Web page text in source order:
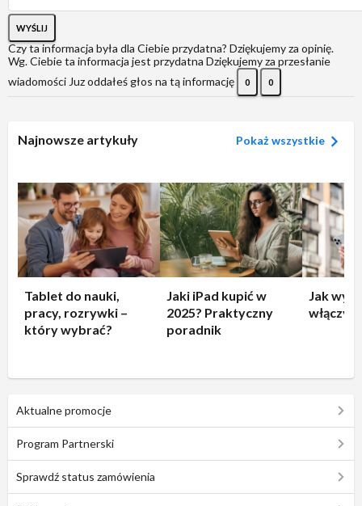
WYŚLIJ
Czy ta informacja była dla Ciebie przydatna? Dziękujemy za opinię.
Wg. Ciebie ta informacja jest przydatna Dziękujemy za przesłanie
wiadomości Juz oddałeś głos na tą informację 0 0
Najnowsze artykuły Pokaż wszystkie
Tablet do nauki,
pracy, rozrywki –
który wybrać?
Jaki iPad kupić w
2025? Praktyczny
poradnik
Jak
włączyć
Aktualne promocje
Program Partnerski
Sprawdź status zamówienia